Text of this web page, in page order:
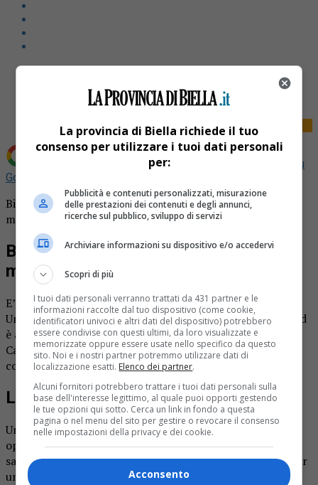
Aggiungi La Provincia di Biella come
Fonte preferita su
Google
Biella: anziana cade in vicolo del Ricovero e si rompe la
mascella.
Biella: anziana cade e si rompe la
mascella
E’ successo martedì scorso in vicolo del Ricovero a Biella.
Una donna stava passeggiando in compagnia del marito ed
è accidentalmente inciampata in un buco sulla strada.
Caduta a terra, la donna ha momentaneamente perso
conoscenza facendo spaventare il marito.
L’intervento del 118
Una signora si sarebbe adoperata per contattare gli
operatori sanitari del 118. La donna, che nell’impatto si
sarebbe rotta la mascella, è stata trasportata a Novara per
un intervento maxillofacciale.
La provincia di Biella richiede il tuo
consenso per utilizzare i tuoi dati personali
per:
Pubblicità e contenuti personalizzati, misurazione
delle prestazioni dei contenuti e degli annunci,
ricerche sul pubblico, sviluppo di servizi
Archiviare informazioni su dispositivo e/o accedervi
Scopri di più
I tuoi dati personali verranno trattati da 431 partner e le
informazioni raccolte dal tuo dispositivo (come cookie,
identificatori univoci e altri dati del dispositivo) potrebbero
essere condivise con questi ultimi, da loro visualizzate e
memorizzate oppure essere usate nello specifico da questo
sito. Noi e i nostri partner potremmo utilizzare dati di
localizzazione esatti. Elenco dei partner.
Alcuni fornitori potrebbero trattare i tuoi dati personali sulla
base dell'interesse legittimo, al quale puoi opporti gestendo
le tue opzioni qui sotto. Cerca un link in fondo a questa
pagina o nel menu del sito per gestire o revocare il consenso
nelle impostazioni della privacy e dei cookie.
Acconsento